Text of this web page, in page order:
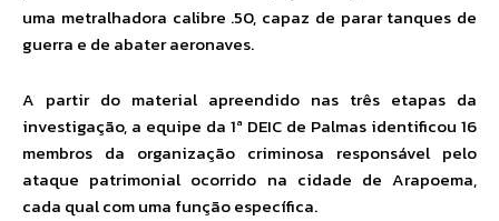
uma metralhadora calibre .50, capaz de parar tanques de
guerra e de abater aeronaves.
A partir do material apreendido nas três etapas da
investigação, a equipe da 1ª DEIC de Palmas identificou 16
membros da organização criminosa responsável pelo
ataque patrimonial ocorrido na cidade de Arapoema,
cada qual com uma função específica.